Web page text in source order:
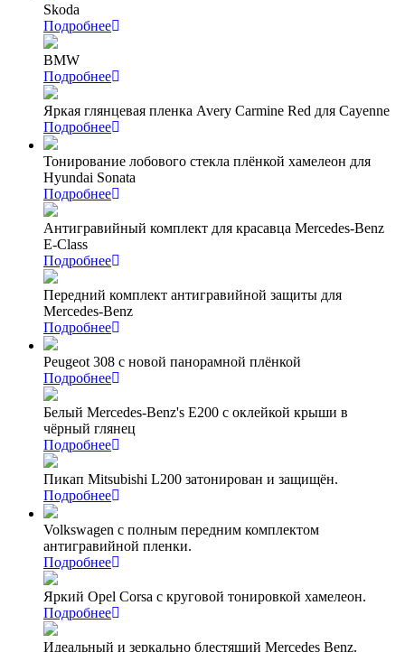
Skoda
Подробнее
BMW
Подробнее
Яркая глянцевая пленка Avery Carmine Red для Cayenne
Подробнее
Тонирование лобового стекла плёнкой хамелеон для
Hyundai Sonata
Подробнее
Антигравийный комплект для красавца Mercedes-Benz
E-Class
Подробнее
Передний комплект антигравийной защиты для
Mercedes-Benz
Подробнее
Peugeot 308 с новой панорамной плёнкой
Подробнее
Белый Mercedes-Benz's Е200 с оклейкой крыши в
чёрный глянец
Подробнее
Пикап Mitsubishi L200 затонирован и защищён.
Подробнее
Volkswagen с полным передним комплектом
антигравийной пленки.
Подробнее
Яркий Opel Corsa с круговой тонировкой хамелеон.
Подробнее
Идеальный и зеркально блестящий Mercedes Benz.